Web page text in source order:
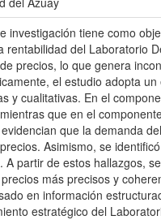
investigación tiene como
rentabilidad del Laboratorio
precios, lo que genera
el estudio adopta
y cualitativas. En el
que en el
que la demanda
Asimismo, se
A partir de estos hallazgos,
más precisos y
en información
estratégico del